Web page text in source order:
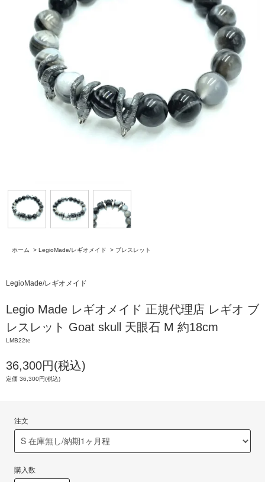
ホーム > LegioMade/レギオメイド > ブレスレット
LegioMade/レギオメイド
Legio Made レギオメイド 正規代理店 レギオ ブ
レスレット Goat skull 天眼石 M 約18cm
LMB22te
36,300円(税込)
定価 36,300円(税込)
注文
購入数